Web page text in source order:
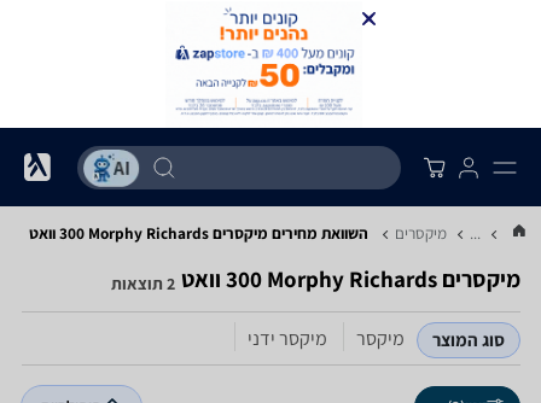
... מיקסרים השוואת מחירים מיקסרים ‏Morphy Richards ‏300 ‏וואט
מיקסרים ‏Morphy Richards ‏300 ‏וואט 2 תוצאות
סוג המוצר מיקסר מיקסר ידני